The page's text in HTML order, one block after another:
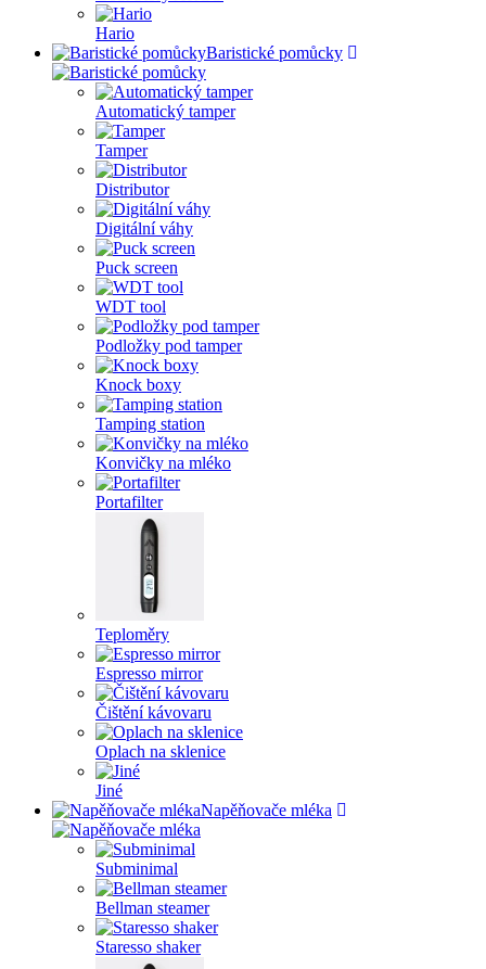
Hario
Baristické pomůcky
Automatický tamper
Tamper
Distributor
Digitální váhy
Puck screen
WDT tool
Podložky pod tamper
Knock boxy
Tamping station
Konvičky na mléko
Portafilter
Teploměry
Espresso mirror
Čištění kávovaru
Oplach na sklenice
Jiné
Napěňovače mléka
Subminimal
Bellman steamer
Staresso shaker